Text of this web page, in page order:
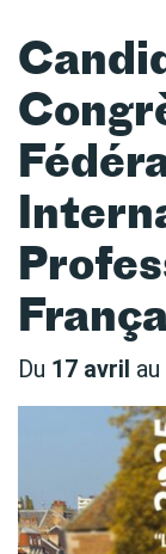
Du 17 avril au